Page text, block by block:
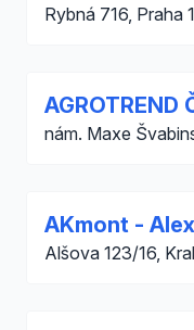
Rybná 716, Praha 1
AGROTREND
nám. Maxe
AKmont -
Alšova 123/16,